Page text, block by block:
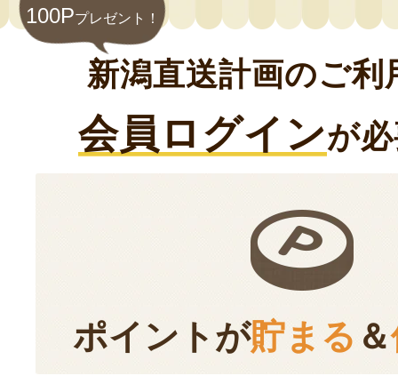
100Pプレゼント！
新潟直送計画のご利
会員ログインが
ポイントが貯まる ＆